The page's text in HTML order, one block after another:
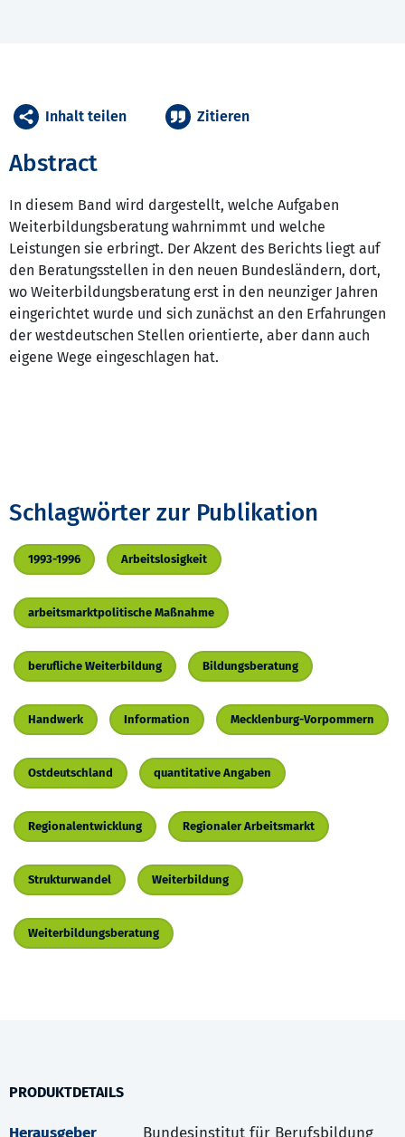
Abstract
In diesem Band wird dargestellt, welche Aufgaben
Weiterbildungsberatung wahrnimmt und welche
Leistungen sie erbringt. Der Akzent des Berichts liegt auf
den Beratungsstellen in den neuen Bundesländern, dort,
wo Weiterbildungsberatung erst in den neunziger Jahren
eingerichtet wurde und sich zunächst an den Erfahrungen
der westdeutschen Stellen orientierte, aber dann auch
eigene Wege eingeschlagen hat.
Inhalt teilen Zitieren
Schlagwörter zur Publikation
1993-1996 Arbeitslosigkeit
arbeitsmarktpolitische Maßnahme
berufliche Weiterbildung Bildungsberatung
Handwerk Information Mecklenburg-Vorpommern
Ostdeutschland quantitative Angaben
Regionalentwicklung Regionaler Arbeitsmarkt
Strukturwandel Weiterbildung
Weiterbildungsberatung
PRODUKTDETAILS
Herausgeber Bundesinstitut für Berufsbildung